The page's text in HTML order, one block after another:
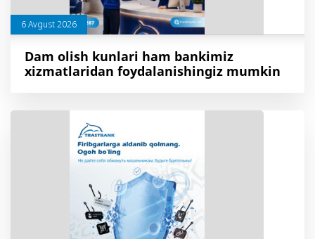
6 Avgust 2026
Dam olish kunlari ham bankimiz
xizmatlaridan foydalanishingiz mumkin